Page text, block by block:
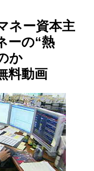
ネー資本主
ーの“熱
か
料動画